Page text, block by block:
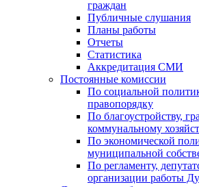
граждан
Публичные слушания
Планы работы
Отчеты
Статистика
Аккредитация СМИ
Постоянные комиссии
По социальной
правопорядку
По благоустройству,
коммунальному
По экономической
муниципальной
По регламенту,
организации работы